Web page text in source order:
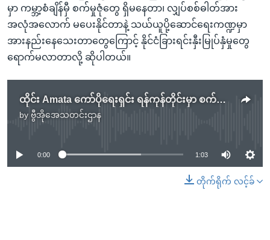
မှာ ကမ္ဘာ့စံချိန်မှီ စက်မှုဇုံတွေ ရှိမနေတာ၊ လျှပ်စစ်ဓါတ်အား
အလုံအလောက် မပေးနိုင်တာနဲ့ သယ်ယူပို့ဆောင်ရေးကဏ္ဍမှာ
အားနည်းနေသေးတာတွေကြောင့် နိုင်ငံခြားရင်းနှီးမြုပ်နှံမှုတွေ
ရောက်မလာတာလို့ ဆိုပါတယ်။
ထိုင်း Amata ကော်ပိုရေးရှင်း ရန်ကုန်တိုင်းမှာ စက်မှုဇုံ တည်ဆောက်မည်
by ဗွီအိုအေသတင်းဌာန
No media source currently available
0:00 1:03
တိုက်ရိုက် လင့်ခ်